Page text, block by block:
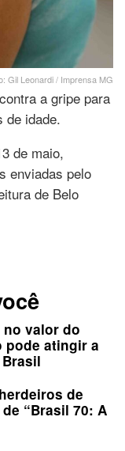
Gil Leonardi / Imprensa MG
a gripe para
de idade.
de maio,
enviadas pelo
de Belo
valor do
pode atingir a
de
“Brasil 70: A